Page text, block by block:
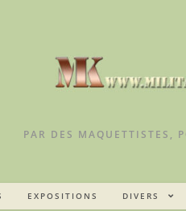
PAR DES MAQUETTISTES,
EXPOSITIONS DIVERS